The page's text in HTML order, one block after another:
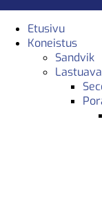
Etusivu
Koneistus
Sandvik